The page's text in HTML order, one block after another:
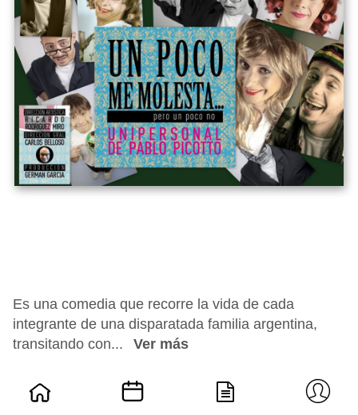
Es una comedia que recorre la vida de cada
integrante de una disparatada familia argentina,
transitando con...
Ver más